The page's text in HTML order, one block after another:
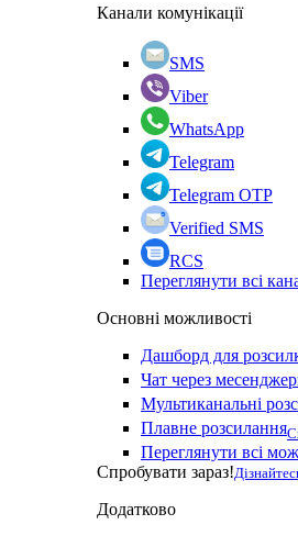
Канали комунікації
SMS
Viber
WhatsApp
Telegram
Telegram OTP
Verified SMS
RCS
Переглянути всі
Основні можливості
Дашборд для
Чат через
Мультиканальні
Плавне розсилання
Переглянути всі
Спробувати зараз!
Додатково